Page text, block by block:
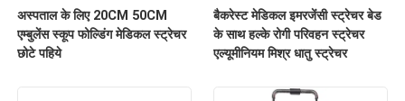
अस्पताल के लिए 20CM 50CM
एम्बुलेंस स्कूप फोल्डिंग मेडिकल स्ट्रेचर
छोटे पहिये
बैकरेस्ट मेडिकल इमरजेंसी स्ट्रेचर बेड
के साथ हल्के रोगी परिवहन स्ट्रेचर
एल्यूमीनियम मिश्र धातु स्ट्रेचर